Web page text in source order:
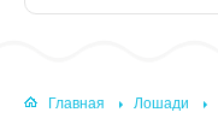
Главная Лошади